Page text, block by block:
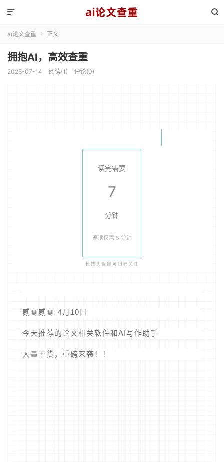


ai论文查重  正文
拥抱AI，高效查重
2025-07-14 阅读(1) 评论(0)
读完需要
7
分钟
速读仅需 5 分钟
贰零贰零 4月10日
今天推荐的论文相关软件和AI写作助手
大量干货，重磅来袭！！